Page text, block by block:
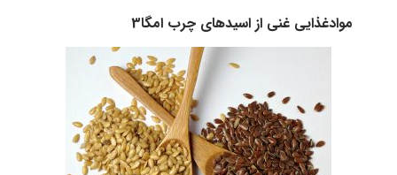
موادغذایی غنی از اسیدهای چرب امگا3